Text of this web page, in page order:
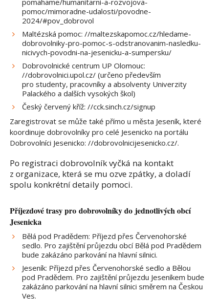
pomoc/mimoradne-udalosti/povodne-
2024/#pov_dobrovol
Maltézská pomoc: //maltezskapomoc.cz/hledame-
dobrovolniky-pro-pomoc-s-odstranovanim-nasledku-
nicivych-povodni-na-jesenicku-a-sumpersku/
Dobrovolnické centrum UP Olomouc:
//dobrovolnici.upol.cz/ (určeno především
pro studenty, pracovníky a absolventy Univerzity
Palackého a dalších vysokých škol)
Český červený kříž: //cck.sinch.cz/signup
Zaregistrovat se může také přímo u města Jeseník, které
koordinuje dobrovolníky pro celé Jesenicko na portálu
Dobrovolníci Jesenicko: //dobrovolnicijesenicko.cz/.
Po registraci dobrovolník vyčká na kontakt
z organizace, která se mu ozve zpátky, a doladí
spolu konkrétní detaily pomoci.
Příjezdové trasy pro dobrovolníky do jednotlivých obcí
Jesenicka
Bělá pod Pradědem: Příjezd přes Červenohorské
sedlo. Pro zajištění průjezdu obcí Bělá pod Pradědem
bude zakázáno parkování na hlavní silnici.
Jeseník: Příjezd přes Červenohorské sedlo a Bělou
pod Pradědem. Pro zajištění průjezdu Jeseníkem bude
zakázáno parkování na hlavní silnici směrem na Českou
Ves.